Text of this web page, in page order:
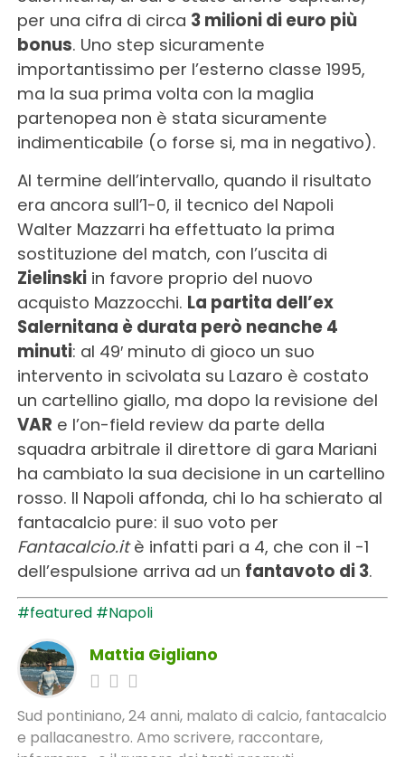
per una cifra di circa 3 milioni di euro più
bonus. Uno step sicuramente
importantissimo per l’esterno classe 1995,
ma la sua prima volta con la maglia
partenopea non è stata sicuramente
indimenticabile (o forse si, ma in negativo).
Al termine dell’intervallo, quando il risultato
era ancora sull’1-0, il tecnico del Napoli
Walter Mazzarri ha effettuato la prima
sostituzione del match, con l’uscita di
Zielinskiin favore proprio del nuovo
acquisto Mazzocchi. La partita dell’ex
Salernitana è durata però neanche 4
minuti: al 49′ minuto di gioco un suo
intervento in scivolata su Lazaro è costato
un cartellino giallo, ma dopo la revisione del
VAR e l’on-field review da parte della
squadra arbitrale il direttore di gara Mariani
ha cambiato la sua decisione in un cartellino
rosso. Il Napoli affonda, chi lo ha schierato al
fantacalcio pure: il suo voto per
Fantacalcio.itè infatti pari a 4, che con il -1
dell’espulsione arriva ad un fantavoto di 3.
#featured #Napoli
Mattia Gigliano
Sud pontiniano, 24 anni, malato di calcio, fantacalcio
e pallacanestro. Amo scrivere, raccontare,